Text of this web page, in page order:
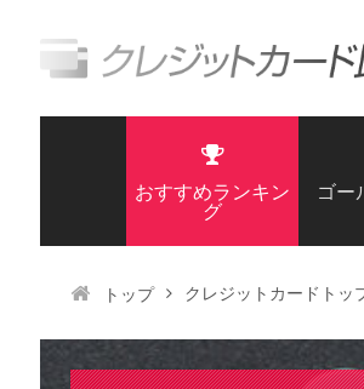
おすすめランキン
グ
ゴー
トップ クレジットカードトッ